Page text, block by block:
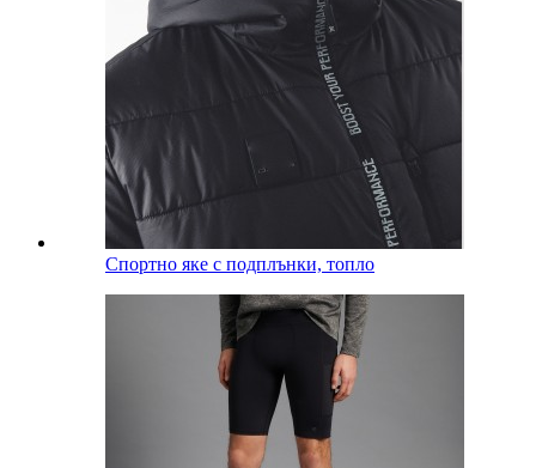
Спортно яке с подплънки, топло